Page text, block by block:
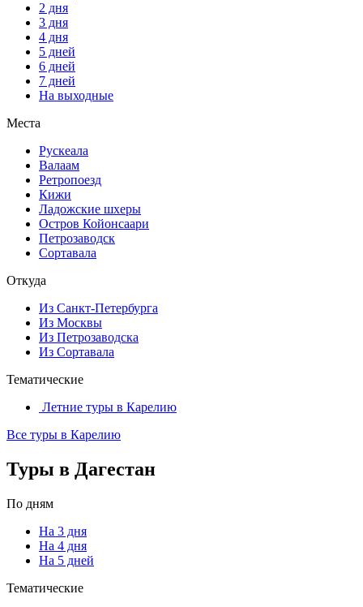
2 дня
3 дня
4 дня
5 дней
6 дней
7 дней
На выходные
Места
Рускеала
Валаам
Ретропоезд
Кижи
Ладожские шхеры
Остров Койонсаари
Петрозаводск
Сортавала
Откуда
Из Санкт-Петербурга
Из Москвы
Из Петрозаводска
Из Сортавала
Тематические
Летние туры в Карелию
Все туры в Карелию
Туры в Дагестан
По дням
На 3 дня
На 4 дня
На 5 дней
Тематические